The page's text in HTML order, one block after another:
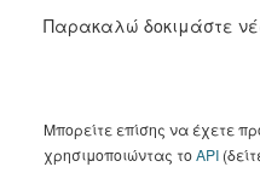
Παρακαλώ δοκιμάστε
Μπορείτε επίσης να έχετε
χρησιμοποιώντας τοAPI